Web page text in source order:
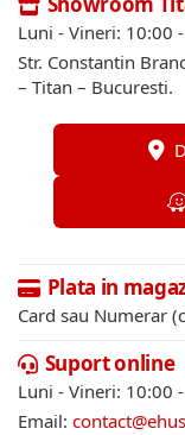
Luni - Vineri: 10:00
Str. Constantin
– Titan – Bucuresti.
Plata in
Card sau Numerar
Suport online
Luni - Vineri: 10:00
Email: